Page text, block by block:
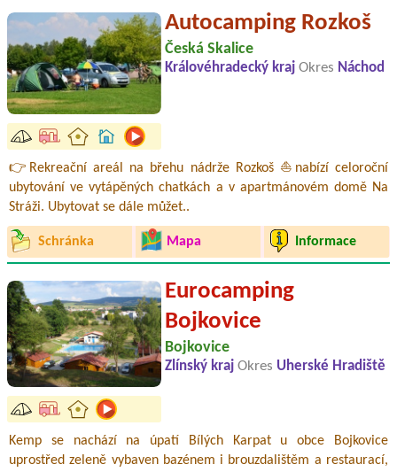
Autocamping Rozkoš
Česká Skalice
Královéhradecký kraj Okres Náchod
👉Rekreační areál na břehu nádrže Rozkoš ⛵nabízí celoroční
ubytování ve vytápěných chatkách a v apartmánovém domě Na
Stráži. Ubytovat se dále můžet..
Schránka Mapa Informace
Eurocamping
Bojkovice
Bojkovice
Zlínský kraj Okres Uherské Hradiště
Kemp se nachází na úpatí Bílých Karpat u obce Bojkovice
uprostřed zeleně vybaven bazénem i brouzdalištěm a restaurací,